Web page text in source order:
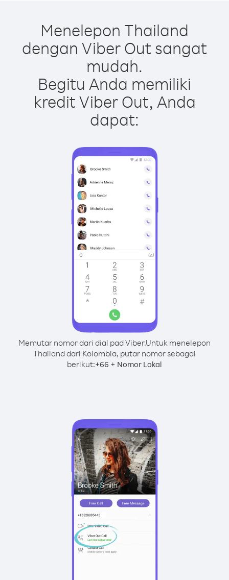
Menelepon Thailand
dengan Viber Out sangat
mudah.
Begitu Anda memiliki
kredit Viber Out, Anda
dapat:
Memutar nomor dari dial pad Viber.Untuk menelepon
Thailand dari Kolombia, putar nomor sebagai
berikut:+66 + Nomor Lokal